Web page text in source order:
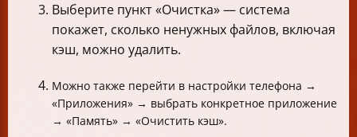
Выберите пункт «Очистка» — система
покажет, сколько ненужных файлов, включая
кэш, можно удалить.
Можно также перейти в настройки телефона →
«Приложения» → выбрать конкретное приложение
→ «Память» → «Очистить кэш».